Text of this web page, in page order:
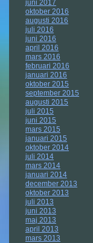
juni 2017
oktober 2016
augusti 2016
juli 2016
juni 2016
april 2016
mars 2016
februari 2016
januari 2016
oktober 2015
september 2015
augusti 2015
juli 2015
juni 2015
mars 2015
januari 2015
oktober 2014
juli 2014
mars 2014
januari 2014
december 2013
oktober 2013
juli 2013
juni 2013
maj 2013
april 2013
mars 2013